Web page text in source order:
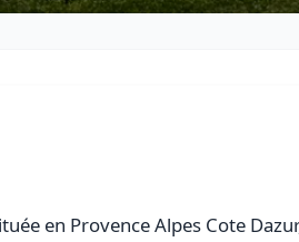
en Provence Alpes Cote